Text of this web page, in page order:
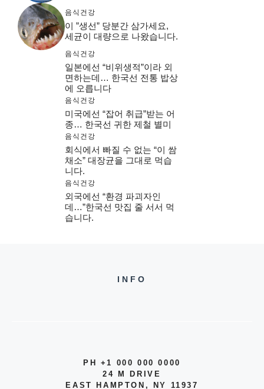
음식건강
이 ”생선” 당분간 삼가세요,
세균이 대량으로 나왔습니다.
음식건강
일본에선 “비위생적”이라 외
면하는데… 한국선 전통 밥상
에 오릅니다
음식건강
미국에선 “잡어 취급”받는 어
종… 한국선 귀한 제철 별미
음식건강
회식에서 빠질 수 없는 “이 쌈
채소” 대장균을 그대로 먹습
니다.
음식건강
외국에선 “환경 파괴자인
데…”한국선 맛집 줄 서서 먹
습니다.
INFO
PH +1 000 000 0000
24 M DRIVE
EAST HAMPTON, NY 11937